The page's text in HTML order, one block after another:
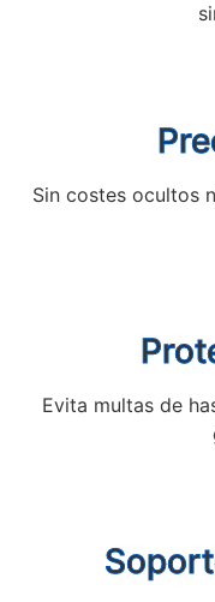
Sin costes ocultos
Evita multas de